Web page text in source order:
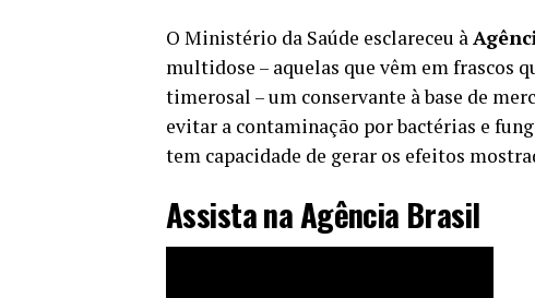
O Ministério da Saúde esclareceu à
multidose – aquelas que vêm em frascos
timerosal – um conservante à base de
evitar a contaminação por bactérias e
tem capacidade de gerar os efeitos
Assista naAgência Brasil